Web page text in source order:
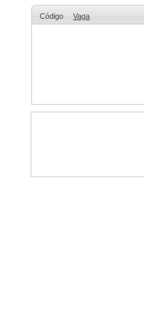
Código Vaga